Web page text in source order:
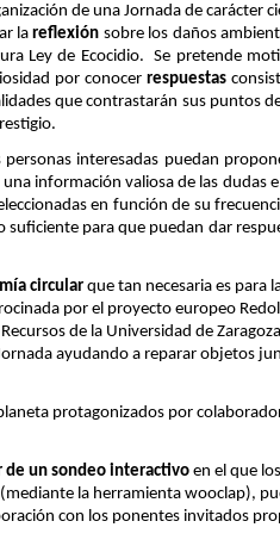
de una Jornada de carácter
la reflexión sobre los daños
Ley de Ecocidio.  Se pretende
por conocer respuestas
que contrastarán sus puntos
interesadas puedan
información valiosa de las dudas
en función de su
para que puedan dar
circular que tan necesaria es para
por el proyecto europeo
de la Universidad de
ayudando a reparar objetos
protagonizados por
un sondeo interactivo en el que
la herramienta wooclap),
con los ponentes invitados